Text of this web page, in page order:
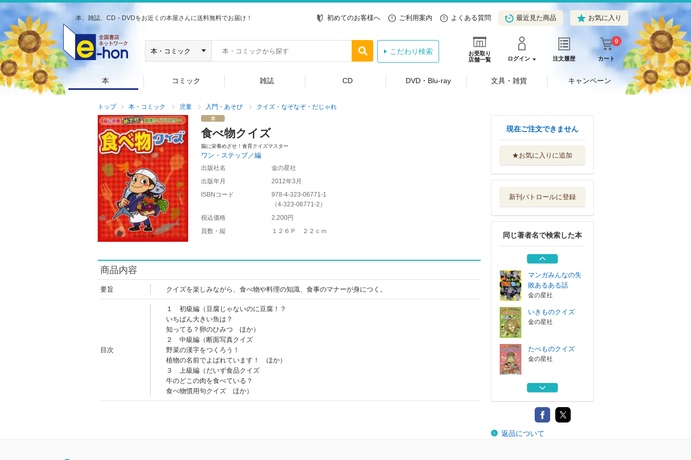
本、雑誌、CD・DVDをお近くの本屋さんに送料無料でお届け！ 初めてのお客様へ ご利用案内 よくある質問 最近見た商品 お気に入り
お受取り
店舗一覧
ログイン 注文履歴 カート
0
こだわり検索
本 コミック 雑誌 CD DVD・Blu-ray 文具・雑貨 キャンペーン
トップ 本・コミック 児童 入門・あそび クイズ・なぞなぞ・だじゃれ
食べ物クイズ
脳に栄養めざせ！食育クイズマスター
ワン・ステップ／編
出版社名
金の星社
出版年月
2012年3月
ISBNコード
978-4-323-06771-1
（4-323-06771-2 ）
税込価格
2,200円
頁数・縦
１２６Ｐ ２２ｃｍ
商品内容
要旨 クイズを楽しみながら、食べ物や料理の知識、食事のマナーが身につく。
目次
１ 初級編（豆腐じゃないのに豆腐！？
いちばん大きい魚は？
知ってる？卵のひみつ ほか）
２ 中級編（断面写真クイズ
野菜の漢字をつくろう！
植物の名前でよばれています！ ほか）
３ 上級編（だいず食品クイズ
牛のどこの肉を食べている？
食べ物慣用句クイズ ほか）
現在ご注文できません
★お気に入りに追加
新刊パトロールに登録
同じ著者名で検索した本
たべものクイズ
金の星社
きょうはなんの日
金の星社
なぞなぞ
金の星社
マンガみんなの失
敗あるある話
金の星社
いきものクイズ
金の星社
たべものクイズ
金の星社
きょうはなんの日
金の星社
なぞなぞ
金の星社
返品について